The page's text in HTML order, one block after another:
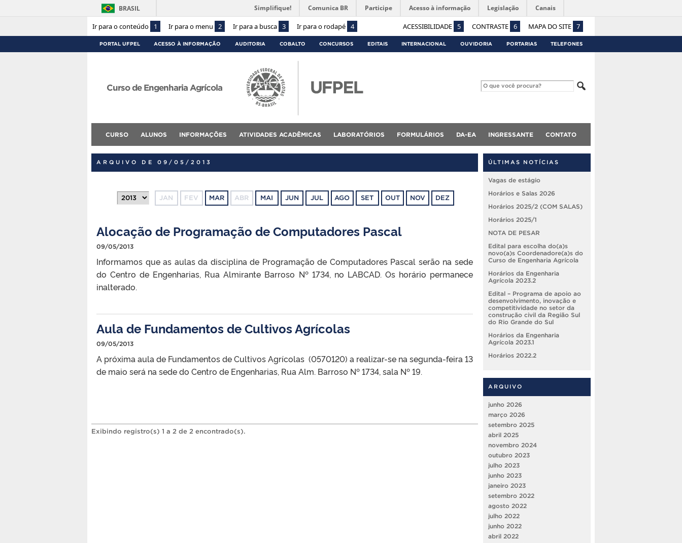
Ir para o conteúdo 1 Ir para o menu 2 Ir para a busca 3 Ir para o rodapé 4 ACESSIBILIDADE 5 CONTRASTE 6 MAPA DO SITE 7
BRASIL Simplifique! Comunica BR Participe Acesso à informação Legislação Canais
PORTAL UFPEL ACESSO À INFORMAÇÃO AUDITORIA COBALTO CONCURSOS EDITAIS INTERNACIONAL OUVIDORIA PORTARIAS TELEFONES
Curso de Engenharia Agrícola
CURSO ALUNOS INFORMAÇÕES ATIVIDADES ACADÊMICAS LABORATÓRIOS FORMULÁRIOS DA-EA INGRESSANTE CONTATO
ARQUIVO DE 09/05/2013
JAN FEV MAR ABR MAI JUN JUL AGO SET OUT NOV DEZ
Alocação de Programação de Computadores Pascal
09/05/2013
Informamos que as aulas da disciplina de Programação de Computadores Pascal serão na sede
do Centro de Engenharias, Rua Almirante Barroso Nº 1734, no LABCAD. Os horário permanece
inalterado.
Aula de Fundamentos de Cultivos Agrícolas
09/05/2013
A próxima aula de Fundamentos de Cultivos Agrícolas (0570120) a realizar-se na segunda-feira 13
de maio será na sede do Centro de Engenharias, Rua Alm. Barroso Nº 1734, sala Nº 19.
Exibindo registro(s) 1 a 2 de 2 encontrado(s).
ÚLTIMAS NOTÍCIAS
Vagas de estágio
Horários e Salas 2026
Horários 2025/2 (COM SALAS)
Horários 2025/1
NOTA DE PESAR
Edital para escolha do(a)s
novo(a)s Coordenadore(a)s do
Curso de Engenharia Agrícola
Horários da Engenharia
Agrícola 2023.2
Edital – Programa de apoio ao
desenvolvimento, inovação e
competitividade no setor da
construção civil da Região Sul
do Rio Grande do Sul
Horários da Engenharia
Agrícola 2023.1
Horários 2022.2
ARQUIVO
junho 2026
março 2026
setembro 2025
abril 2025
novembro 2024
outubro 2023
julho 2023
junho 2023
janeiro 2023
setembro 2022
agosto 2022
julho 2022
junho 2022
abril 2022